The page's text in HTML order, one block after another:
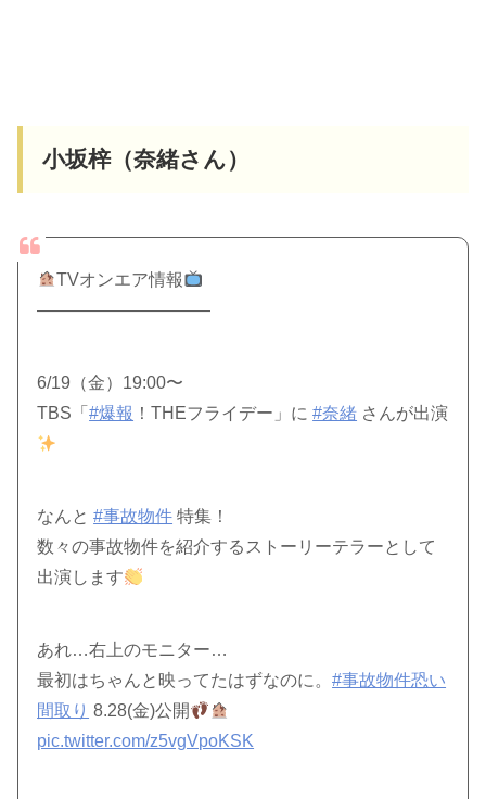
小坂梓（奈緒さん）
TVオンエア情報
——————————
6/19（金）19:00〜
TBS「#爆報 ！THEフライデー」に#奈緒 さんが出演
なんと#事故物件 特集！
数々の事故物件を紹介するストーリーテラーとして
出演します
あれ…右上のモニター…
最初はちゃんと映ってたはずなのに。#事故物件恐い
間取り 8.28(金)公開
pic.twitter.com/z5vgVpoKSK